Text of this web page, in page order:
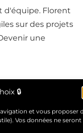
🔒
et vous proposer
Vos données ne seront
d'équipe. Florent
sur des projets
une
: